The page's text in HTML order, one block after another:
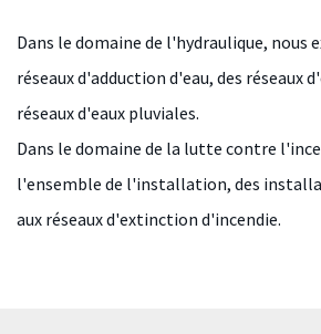
Dans le domaine de l'hydraulique, nous
réseaux d'adduction d'eau, des réseaux
réseaux d'eaux pluviales.
Dans le domaine de la lutte contre
l'ensemble de l'installation, des
aux réseaux d'extinction d'incendie.